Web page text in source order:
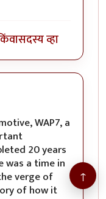
सदस्य व्हा
WAP7, a
20 years
was a time in
verge of
of how it
↑